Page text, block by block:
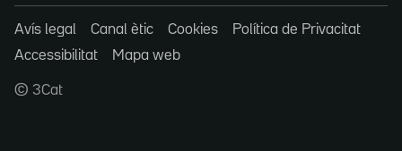
Avís legal Canal ètic Cookies
Política de Privacitat
Accessibilitat
Mapa web
© 3Cat